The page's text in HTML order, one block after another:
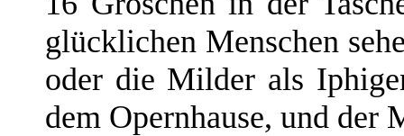
glücklichen Menschen
oder die Milder als
dem Opernhause, und der